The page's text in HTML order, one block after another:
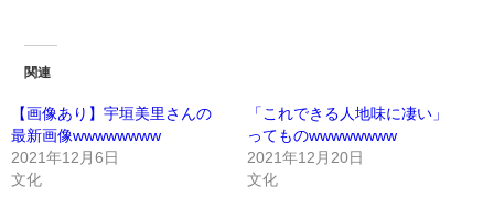
関連
【画像あり】宇垣美里さんの
最新画像wwwwwwww
2021年12月6日
文化
「これできる人地味に凄い」
ってものwwwwwwww
2021年12月20日
文化